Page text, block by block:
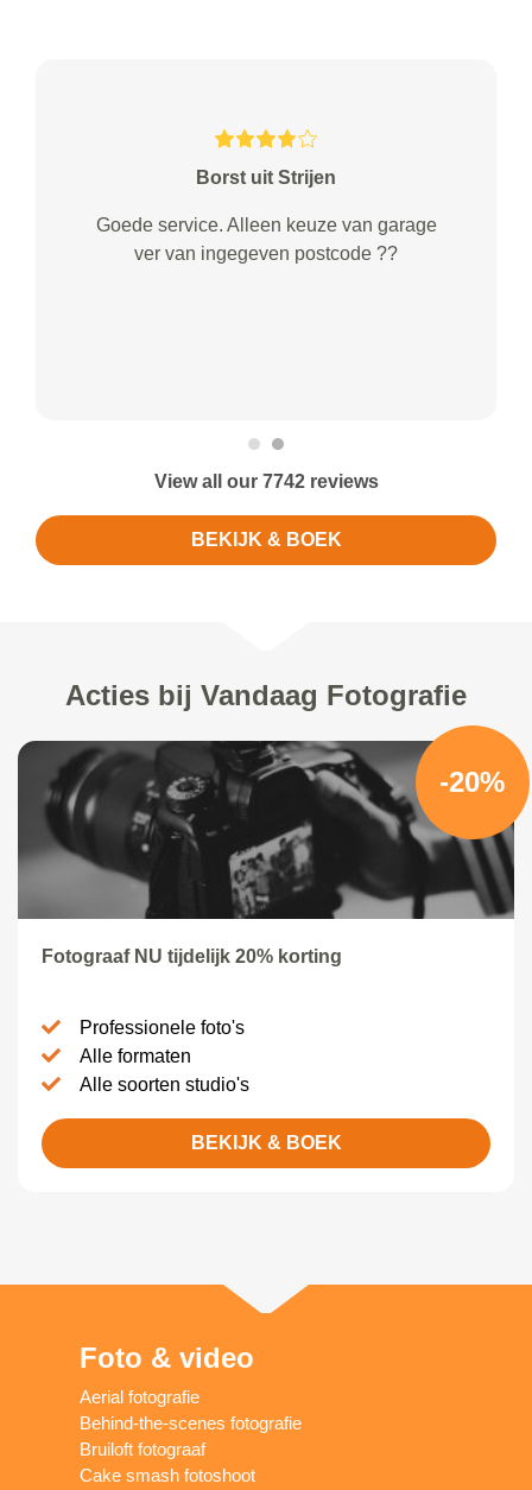
Borst uit Strijen
Goede service. Alleen keuze van garage
ver van ingegeven postcode ??
View all our 7742 reviews
BEKIJK & BOEK
Acties bij Vandaag Fotografie
-20%
Fotograaf NU tijdelijk 20% korting
Professionele foto's
Alle formaten
Alle soorten studio's
BEKIJK & BOEK
Foto & video
Aerial fotografie
Behind-the-scenes fotografie
Bruiloft fotograaf
Cake smash fotoshoot